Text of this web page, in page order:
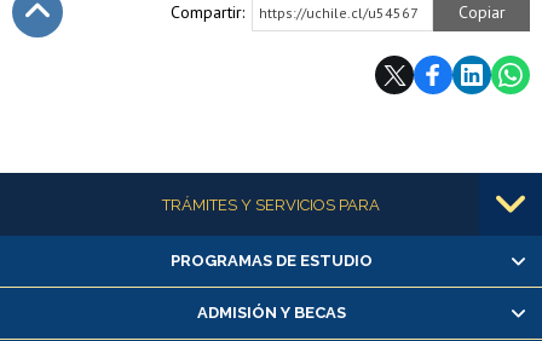
Compartir: https://uchile.cl/u54567 Copiar
Más informaciónTRÁMITES Y SERVICIOS PARA
Alumnas/os y exalumnas/os
Matrícula en línea
Inscripción y cambio de asignaturas
PROGRAMAS DE ESTUDIO
ADMISIÓN Y BECAS